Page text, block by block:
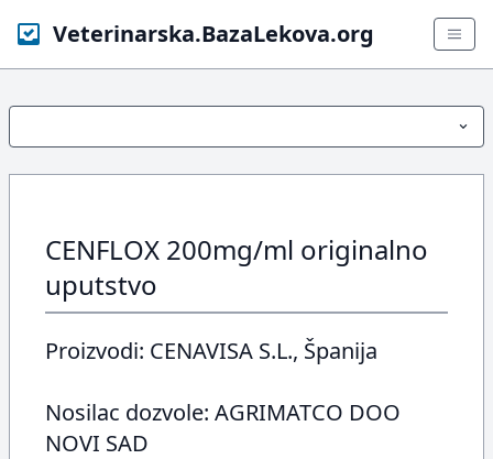
Veterinarska.BazaLekova.org
CENFLOX 200mg/ml originalno
uputstvo
Proizvodi: CENAVISA S.L., Španija
Nosilac dozvole: AGRIMATCO DOO
NOVI SAD